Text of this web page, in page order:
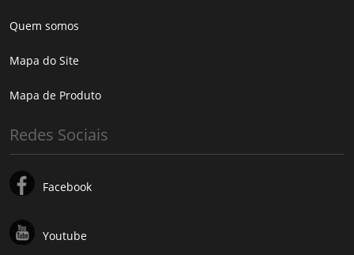
Quem somos
Mapa do Site
Mapa de Produto
Redes Sociais
Facebook
Youtube